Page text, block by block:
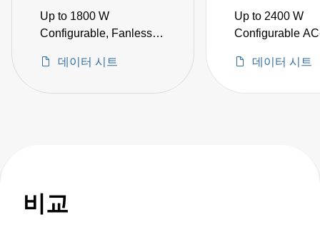
Up to 1800 W
Configurable, Fanless
데이터 시트
Up to 2400 W
Configurable
데이터 시트
비교